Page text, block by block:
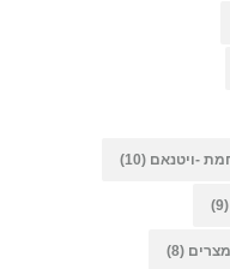
-ויטנאם (10)
(9)
מצרים (8)